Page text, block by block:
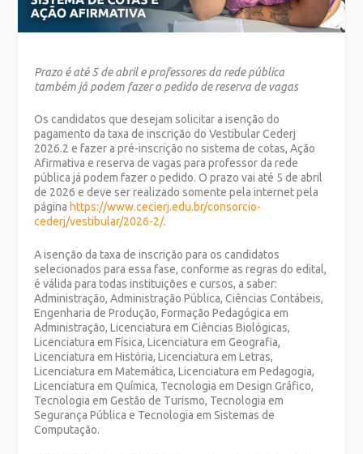
Prazo é até 5 de abril e professores da rede pública
também já podem fazer o pedido de reserva de vagas
Os candidatos que desejam solicitar a isenção do
pagamento da taxa de inscrição do Vestibular Cederj
2026.2 e fazer a pré-inscrição no sistema de cotas, Ação
Afirmativa e reserva de vagas para professor da rede
pública já podem fazer o pedido. O prazo vai até 5 de abril
de 2026 e deve ser realizado somente pela internet pela
página https://www.cecierj.edu.br/consorcio-
cederj/vestibular/2026-2/.
A isenção da taxa de inscrição para os candidatos
selecionados para essa fase, conforme as regras do edital,
é válida para todas instituições e cursos, a saber:
Administração, Administração Pública, Ciências Contábeis,
Engenharia de Produção, Formação Pedagógica em
Administração, Licenciatura em Ciências Biológicas,
Licenciatura em Física, Licenciatura em Geografia,
Licenciatura em História, Licenciatura em Letras,
Licenciatura em Matemática, Licenciatura em Pedagogia,
Licenciatura em Química, Tecnologia em Design Gráfico,
Tecnologia em Gestão de Turismo, Tecnologia em
Segurança Pública e Tecnologia em Sistemas de
Computação.